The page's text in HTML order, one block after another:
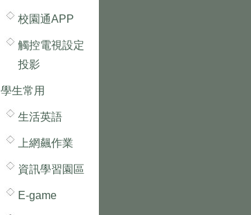
校園通APP
觸控電視設定
投影
學生常用
生活英語
上網飆作業
資訊學習園區
E-game